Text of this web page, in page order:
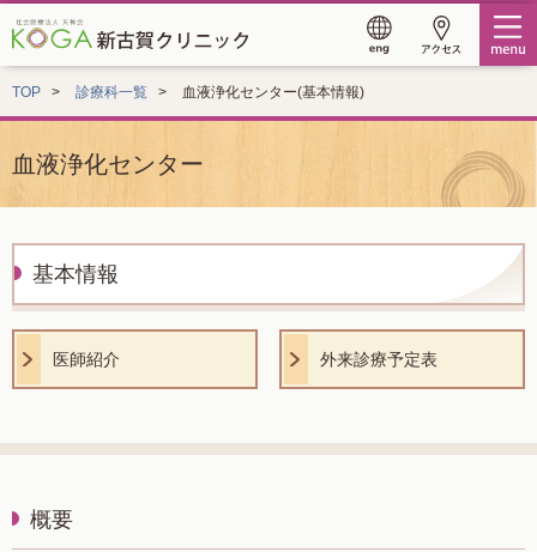
TOP 診療科一覧 血液浄化センター(基本情報)
血液浄化センター
基本情報
医師紹介 外来診療予定表
概要